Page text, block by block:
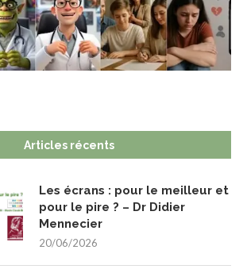
Articles récents
Les écrans : pour le meilleur et
pour le pire ? – Dr Didier
Mennecier
20/06/2026